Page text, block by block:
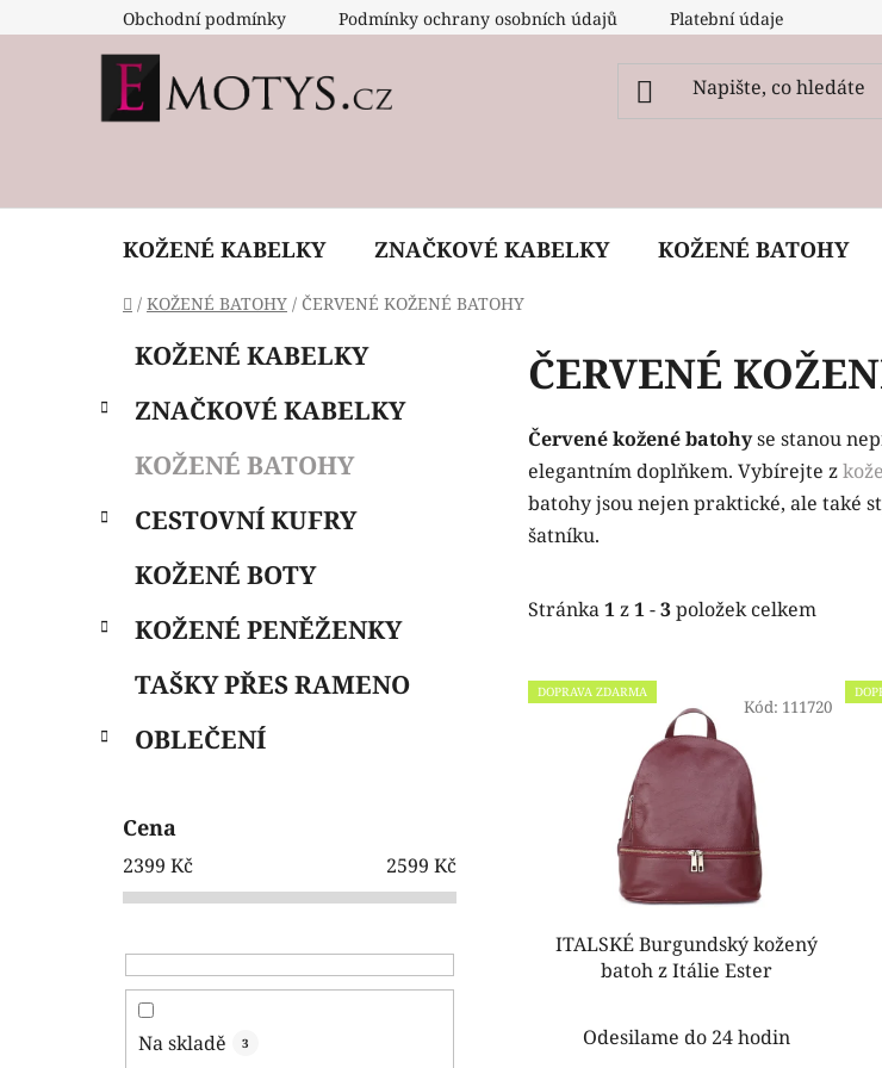
na
Obchodní podmínky Podmínky ochrany osobních údajů Platební údaje
KOŽENÉ KABELKY ZNAČKOVÉ KABELKY KOŽENÉ BATOHY
Domů
/ KOŽENÉ BATOHY / ČERVENÉ KOŽENÉ BATOHY
s
n
p
l
Přeskočit
kategorie
e
i
KOŽENÉ KABELKY
ZNAČKOVÉ KABELKY
KOŽENÉ BATOHY
CESTOVNÍ KUFRY
KOŽENÉ BOTY
KOŽENÉ PENĚŽENKY
TAŠKY PŘES RAMENO
OBLEČENÍ
Cena
2399 Kč 2599 Kč
Na skladě 3
ČERVENÉ
Červené kožené batohyse stanou
elegantním doplňkem. Vybírejte z
batohy jsou nejen praktické, ale také
šatníku.
Stránka1z1-3položek celkem
V
ý
DOPRAVA ZDARMA
ITALSKÉ Burgundský kožený
batoh z Itálie Ester
Odesilame do 24 hodin
Kód: 111720